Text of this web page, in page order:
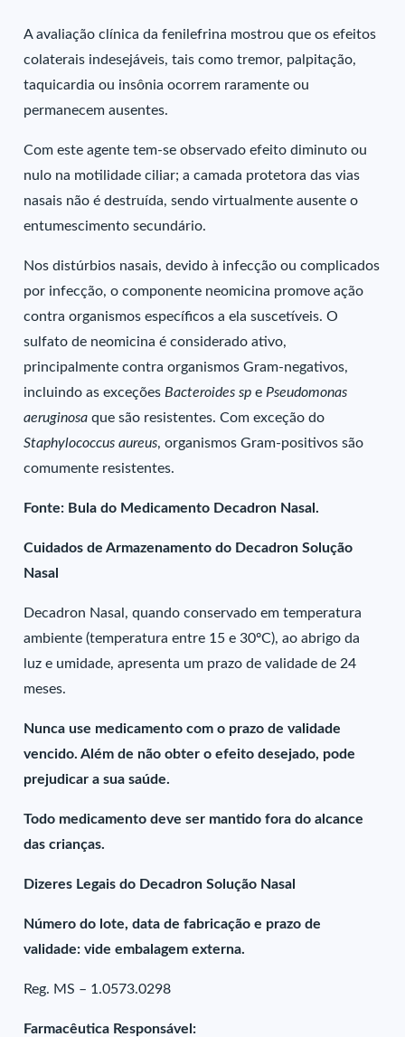
A avaliação clínica da fenilefrina mostrou que os efeitos
colaterais indesejáveis, tais como tremor, palpitação,
taquicardia ou insônia ocorrem raramente ou
permanecem ausentes.
Com este agente tem-se observado efeito diminuto ou
nulo na motilidade ciliar; a camada protetora das vias
nasais não é destruída, sendo virtualmente ausente o
entumescimento secundário.
Nos distúrbios nasais, devido à infecção ou complicados
por infecção, o componente neomicina promove ação
contra organismos específicos a ela suscetíveis. O
sulfato de neomicina é considerado ativo,
principalmente contra organismos Gram-negativos,
incluindo as exceções Bacteroides sp e Pseudomonas
aeruginosa que são resistentes. Com exceção do
Staphylococcus aureus, organismos Gram-positivos são
comumente resistentes.
Fonte: Bula do Medicamento Decadron Nasal.
Cuidados de Armazenamento do Decadron Solução
Nasal
Decadron Nasal, quando conservado em temperatura
ambiente (temperatura entre 15 e 30ºC), ao abrigo da
luz e umidade, apresenta um prazo de validade de 24
meses.
Nunca use medicamento com o prazo de validade
vencido. Além de não obter o efeito desejado, pode
prejudicar a sua saúde.
Todo medicamento deve ser mantido fora do alcance
das crianças.
Dizeres Legais do Decadron Solução Nasal
Número do lote, data de fabricação e prazo de
validade: vide embalagem externa.
Reg. MS – 1.0573.0298
Farmacêutica Responsável: